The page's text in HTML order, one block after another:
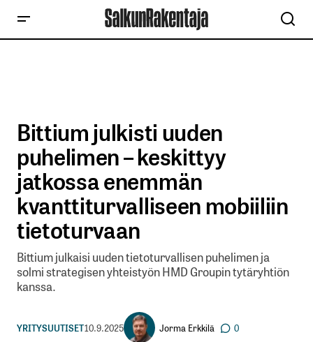
Bittium julkisti uuden
puhelimen – keskittyy
jatkossa enemmän
kvanttiturvalliseen mobiiliin
tietoturvaan
Bittium julkaisi uuden tietoturvallisen puhelimen ja
solmi strategisen yhteistyön HMD Groupin tytäryhtiön
kanssa.
YRITYSUUTISET10.9.2025 Jorma Erkkilä 0